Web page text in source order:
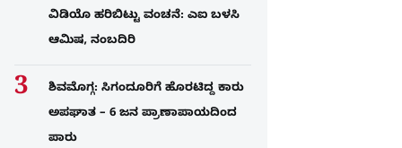
ವಿಡಿಯೊ ಹರಿಬಿಟ್ಟು ವಂಚನೆ: ಎಐ ಬಳಸಿ
ಆಮಿಷ, ನಂಬದಿರಿ
ಶಿವಮೊಗ್ಗ: ಸಿಗಂದೂರಿಗೆ ಹೊರಟಿದ್ದ ಕಾರು
ಅಪಘಾತ – 6 ಜನ ಪ್ರಾಣಾಪಾಯದಿಂದ
ಪಾರು